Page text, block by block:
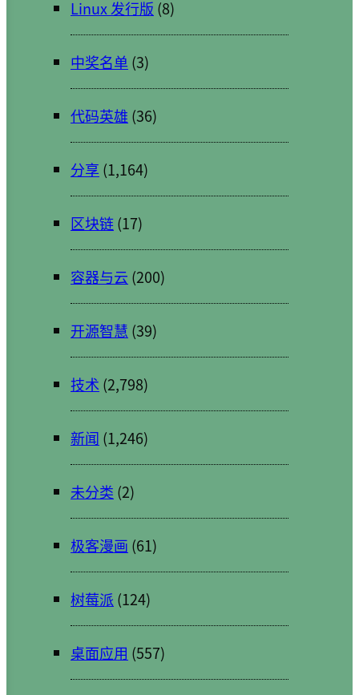
Linux 发行版 (8)
中奖名单 (3)
代码英雄 (36)
分享 (1,164)
区块链(17)
容器与云 (200)
开源智慧 (39)
技术 (2,798)
新闻 (1,246)
未分类 (2)
极客漫画 (61)
树莓派 (124)
桌面应用 (557)